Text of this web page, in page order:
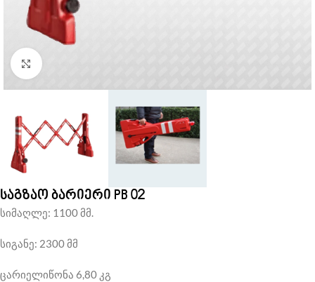
Click to enlarge
საგზაო ბარიერი PB 02
სიმაღლე: 1100 მმ.
სიგანე: 2300 მმ
ცარიელიწონა 6,80 კგ